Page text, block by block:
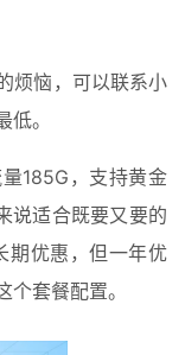
烦恼，可以联系小
。
185G，支持黄金
说适合既要又要的
期优惠，但一年优
套餐配置。